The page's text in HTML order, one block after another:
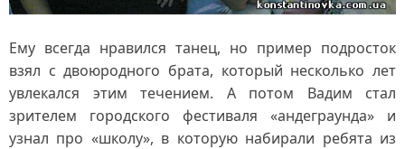
Ему всегда нравился танец, но пример подросток
взял с двоюродного брата, который несколько лет
увлекался этим течением. А потом Вадим стал
зрителем городского фестиваля «андеграунда» и
узнал про «школу», в которую набирали ребята из